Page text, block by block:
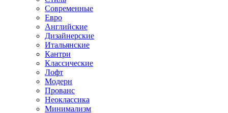
Современные
Евро
Английские
Дизайнерские
Итальянские
Кантри
Классические
Лофт
Модерн
Прованс
Неоклассика
Минимализм